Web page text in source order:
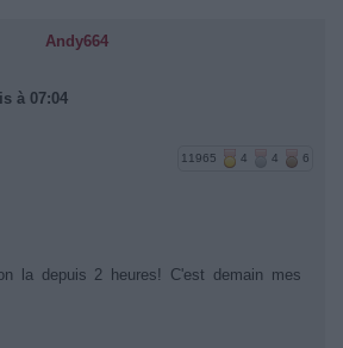
Andy664
à 07:04
11965 4 4 6
la depuis 2 heures! C'est demain mes